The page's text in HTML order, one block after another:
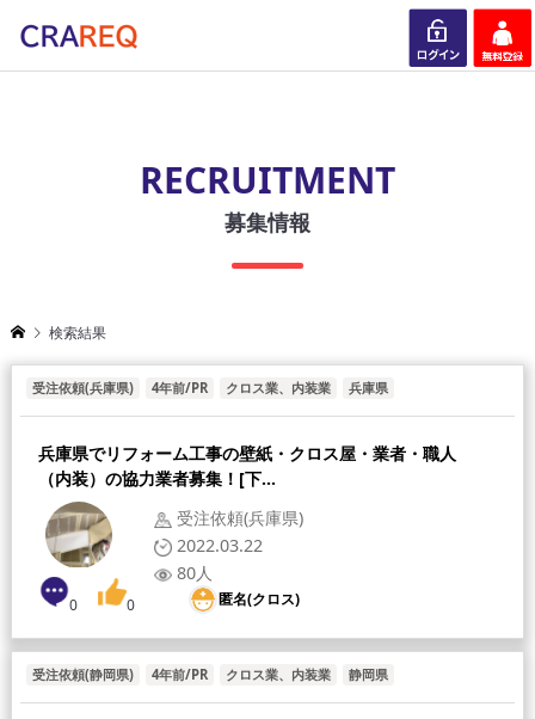
RECRUITMENT
募集情報
検索結果
受注依頼(兵庫県) 4年前/PR クロス業、内装業 兵庫県
兵庫県でリフォーム工事の壁紙・クロス屋・業者・職人
（内装）の協力業者募集！[下...
受注依頼(兵庫県)
2022.03.22
80人
匿名(クロス)
0 0
受注依頼(静岡県) 4年前/PR クロス業、内装業 静岡県